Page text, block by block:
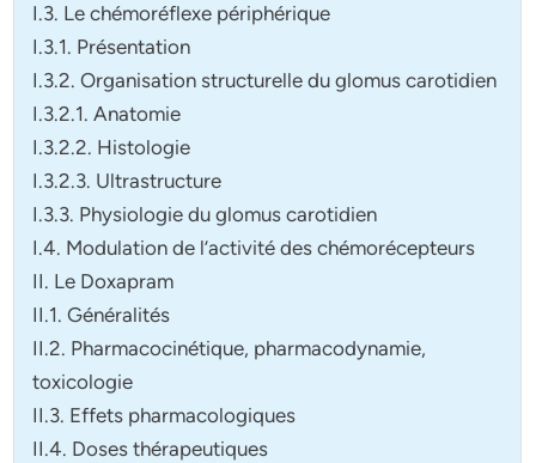
I.3. Le chémoréflexe périphérique
I.3.1. Présentation
I.3.2. Organisation structurelle du glomus carotidien
I.3.2.1. Anatomie
I.3.2.2. Histologie
I.3.2.3. Ultrastructure
I.3.3. Physiologie du glomus carotidien
I.4. Modulation de l’activité des chémorécepteurs
II. Le Doxapram
II.1. Généralités
II.2. Pharmacocinétique, pharmacodynamie,
toxicologie
II.3. Effets pharmacologiques
II.4. Doses thérapeutiques